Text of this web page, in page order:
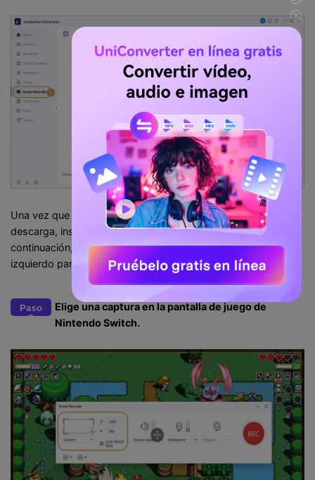
Una vez que tu Nintendo Switch esté lista para jugar en tu PC,
descarga, instala y enciende Wondershare UniConverter. A
continuación, toca el botónGrabador de pantallaen el panel
izquierdo para iniciar la función de grabación.
Paso
3
Elige una captura en la pantalla de juego de
Nintendo Switch.